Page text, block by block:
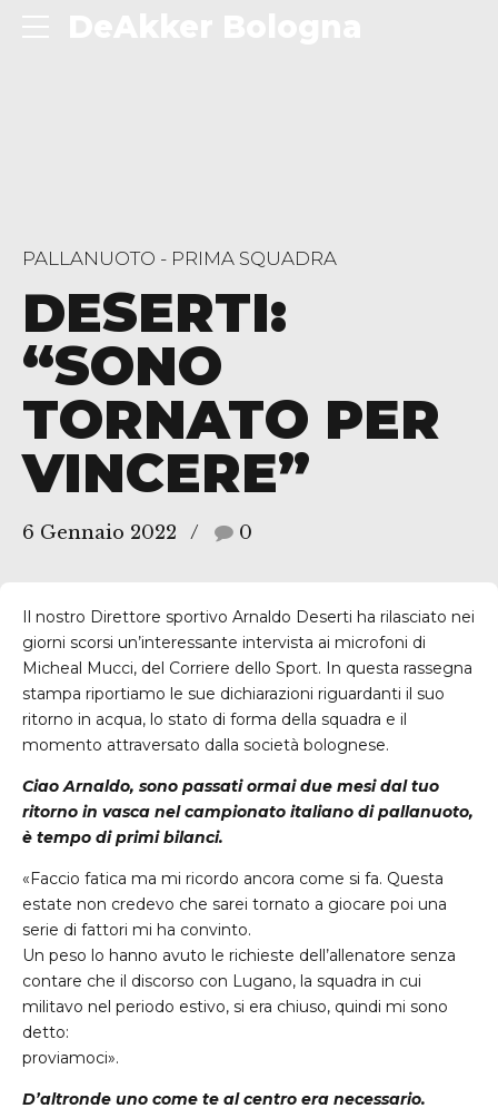
PALLANUOTO - PRIMA SQUADRA
DESERTI:
“SONO
TORNATO PER
VINCERE”
6 Gennaio 2022 0
Il nostro Direttore sportivo Arnaldo Deserti ha rilasciato nei
giorni scorsi un’interessante intervista ai microfoni di
Micheal Mucci, del Corriere dello Sport. In questa rassegna
stampa riportiamo le sue dichiarazioni riguardanti il suo
ritorno in acqua, lo stato di forma della squadra e il
momento attraversato dalla società bolognese.
Ciao Arnaldo, sono passati ormai due mesi dal tuo
ritorno in vasca nel campionato italiano di pallanuoto,
è tempo di primi bilanci.
«Faccio fatica ma mi ricordo ancora come si fa. Questa
estate non credevo che sarei tornato a giocare poi una
serie di fattori mi ha convinto.
Un peso lo hanno avuto le richieste dell’allenatore senza
contare che il discorso con Lugano, la squadra in cui
militavo nel periodo estivo, si era chiuso, quindi mi sono
detto:
proviamoci».
D’altronde uno come te al centro era necessario.